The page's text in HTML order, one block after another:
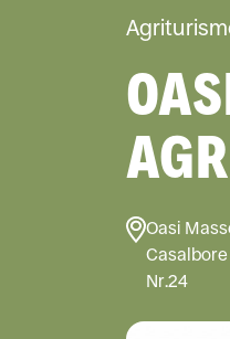
Oasi
Nr.24